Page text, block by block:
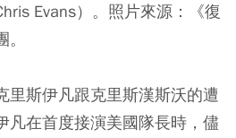
Evans）。照片來源：《復
里斯伊凡跟克里斯漢斯沃的遭
凡在首度接演美國隊長時，儘